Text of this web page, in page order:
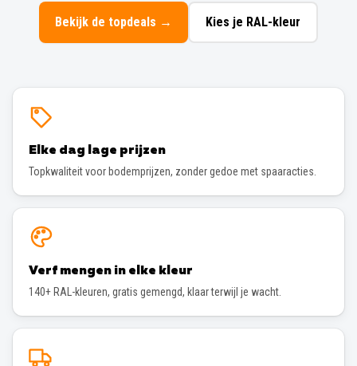
Bekijk de topdeals → Kies je RAL-kleur
Elke dag lage prijzen
Topkwaliteit voor bodemprijzen, zonder gedoe met spaaracties.
Verf mengen in elke kleur
140+ RAL-kleuren, gratis gemengd, klaar terwijl je wacht.